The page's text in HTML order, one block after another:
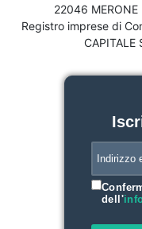
22046
Registro imprese di
CAPITALE
dell'